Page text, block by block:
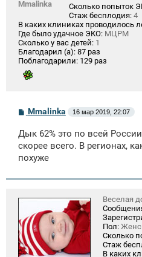
Mmalinka
Сколько попыток
Стаж бесплодия: 4
В каких клиниках проводилось
Где было удачное ЭКО: МЦРМ
Сколько у вас детей: 1
Благодарил (а): 87 раз
Поблагодарили: 129 раз
С
о
б
щ
н
е
Mmalinka 16 мар 2019, 22:07
Дык 62% это по всей
скорее всего. В регионах,
похуже
Веселая
Пол:
Сколько
Стаж
В каких